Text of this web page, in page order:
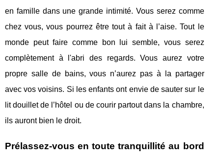
en famille dans une grande intimité. Vous serez comme
chez vous, vous pourrez être tout à fait à l’aise. Tout le
monde peut faire comme bon lui semble, vous serez
complètement à l'abri des regards. Vous aurez votre
propre salle de bains, vous n’aurez pas à la partager
avec vos voisins. Si les enfants ont envie de sauter sur le
lit douillet de l’hôtel ou de courir partout dans la chambre,
ils auront bien le droit.
Prélassez-vous en toute tranquillité au bord